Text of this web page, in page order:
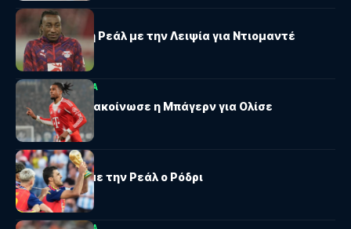
LALIGA
Συμφώνησε η Ρεάλ με την Λειψία για Ντιομαντέ
BUNDESLIGALALIGA
«Deal off» ανακοίνωσε η Μπάγερν για Ολίσε
LALIGA
Συμφώνησε με την Ρεάλ ο Ρόδρι